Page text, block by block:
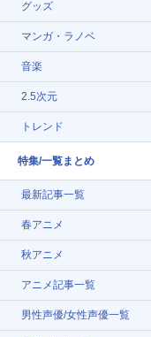
グッズ
マンガ・ラノベ
音楽
2.5次元
トレンド
特集/一覧まとめ
最新記事一覧
春アニメ
秋アニメ
アニメ記事一覧
男性声優/女性声優一覧